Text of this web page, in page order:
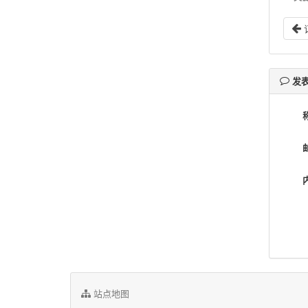
发
站点地图